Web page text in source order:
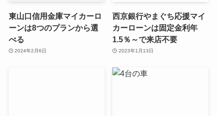
東山口信用金庫マイカーロ
ーンは8つのプランから選
べる
2024年2月6日
西京銀行やまぐち応援マイ
カーローンは固定金利年
1.5％～で来店不要
2023年1月13日